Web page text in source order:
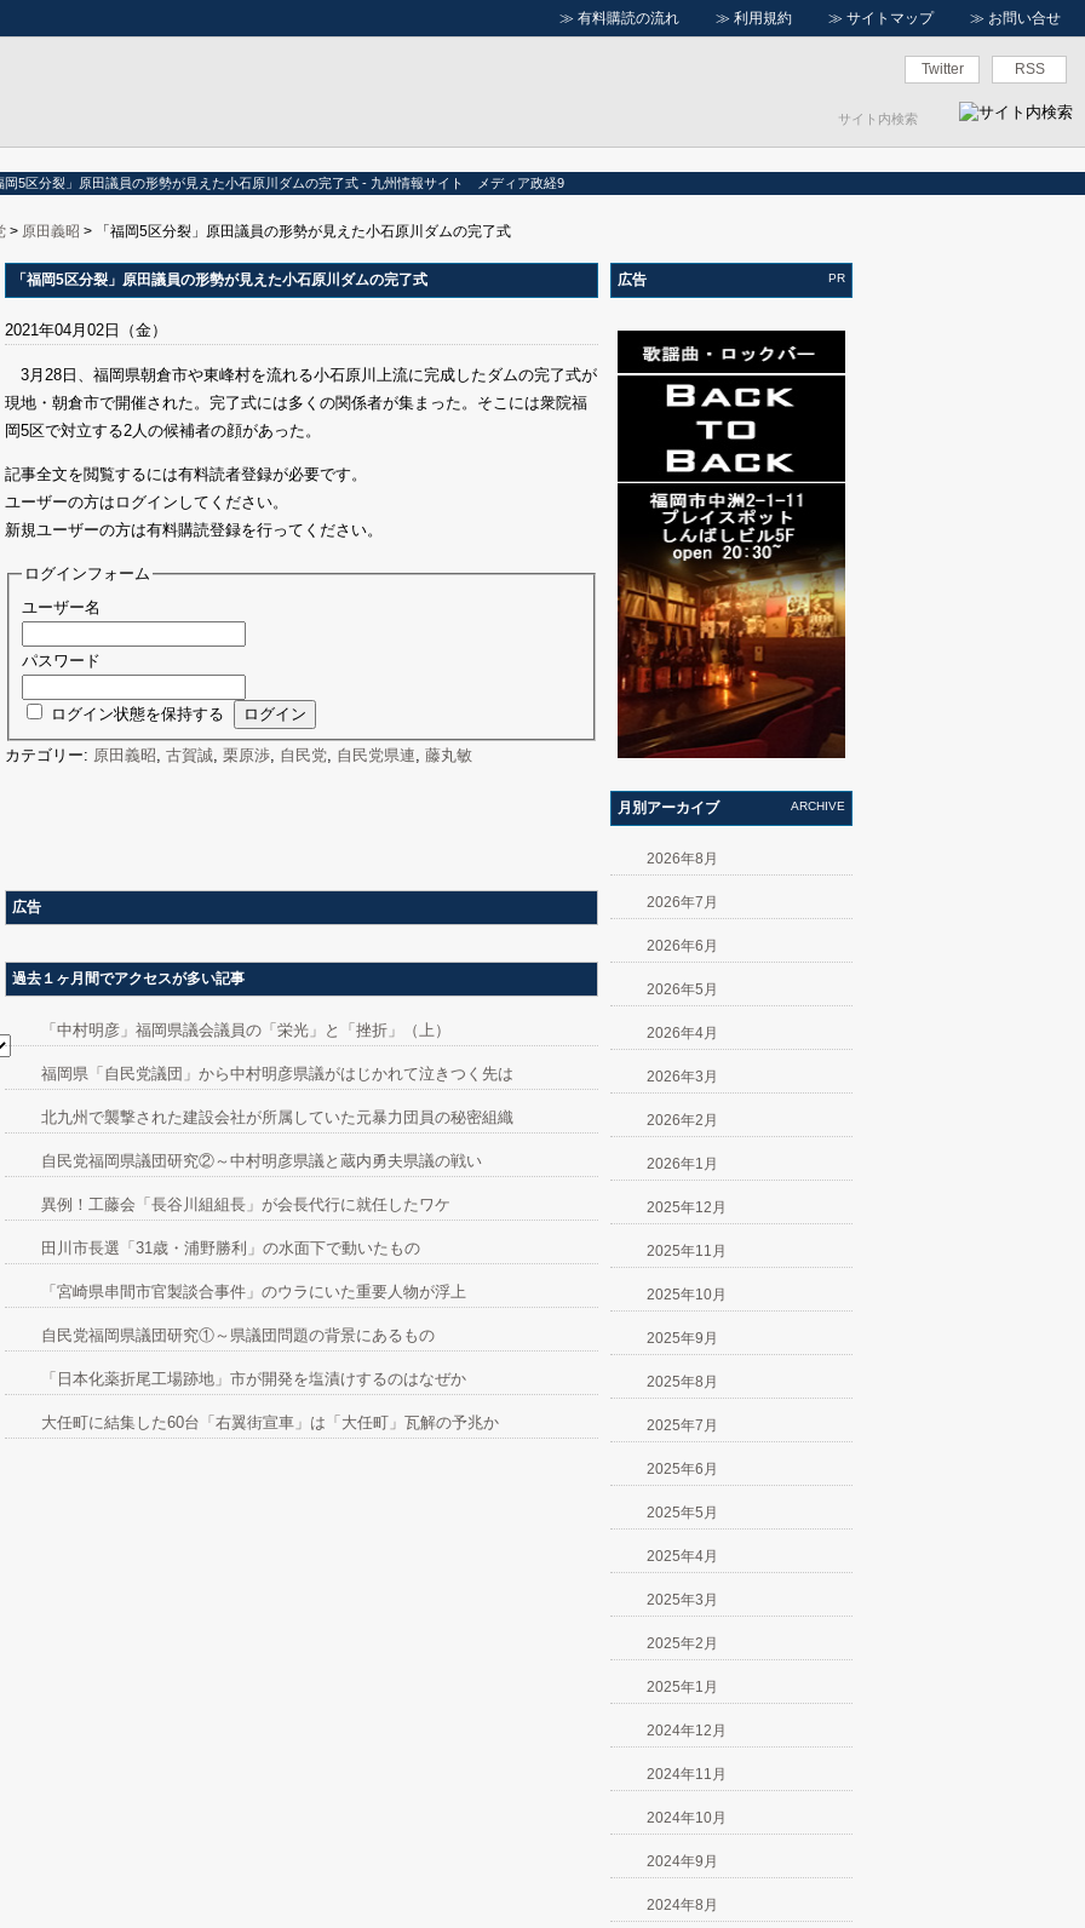
≫ 有料購読の流れ ≫ 利用規約 ≫ サイトマップ ≫ お問い合せ
Twitter RSS
岡5区分裂」原田議員の形勢が見えた小石原川ダムの完了式 - 九州情報サイト メディア政経9
> 原田義昭 > 「福岡5区分裂」原田議員の形勢が見えた小石原川ダムの完了式
「福岡5区分裂」原田議員の形勢が見えた小石原川ダムの完了式
2021年04月02日（金）
3月28日、福岡県朝倉市や東峰村を流れる小石原川上流に完成したダムの完了式が
現地・朝倉市で開催された。完了式には多くの関係者が集まった。そこには衆院福
岡5区で対立する2人の候補者の顔があった。
記事全文を閲覧するには有料読者登録が必要です。
ユーザーの方はログインしてください。
新規ユーザーの方は有料購読登録を行ってください。
ログインフォーム
ユーザー名
パスワード
ログイン状態を保持する
カテゴリー: 原田義昭 古賀誠 栗原渉 自民党 自民党県連 藤丸敏
広告
過去１ヶ月間でアクセスが多い記事
「中村明彦」福岡県議会議員の「栄光」と「挫折」（上）
福岡県「自民党議団」から中村明彦県議がはじかれて泣きつく先は
北九州で襲撃された建設会社が所属していた元暴力団員の秘密組織
自民党福岡県議団研究②～中村明彦県議と蔵内勇夫県議の戦い
異例！工藤会「長谷川組組長」が会長代行に就任したワケ
田川市長選「31歳・浦野勝利」の水面下で動いたもの
「宮崎県串間市官製談合事件」のウラにいた重要人物が浮上
自民党福岡県議団研究①～県議団問題の背景にあるもの
「日本化薬折尾工場跡地」市が開発を塩漬けするのはなぜか
大任町に結集した60台「右翼街宣車」は「大任町」瓦解の予兆か
広告 PR
月別アーカイブ ARCHIVE
2026年8月
2026年7月
2026年6月
2026年5月
2026年4月
2026年3月
2026年2月
2026年1月
2025年12月
2025年11月
2025年10月
2025年9月
2025年8月
2025年7月
2025年6月
2025年5月
2025年4月
2025年3月
2025年2月
2025年1月
2024年12月
2024年11月
2024年10月
2024年9月
2024年8月